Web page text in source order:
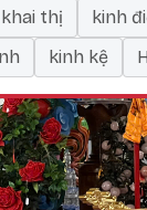
thị kinh
kinh kệ